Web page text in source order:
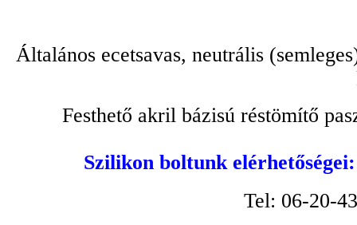
Általános ecetsavas, neutrális
Festhető akril bázisú réstömítő
Szilikon boltunk
Tel: 06-20-